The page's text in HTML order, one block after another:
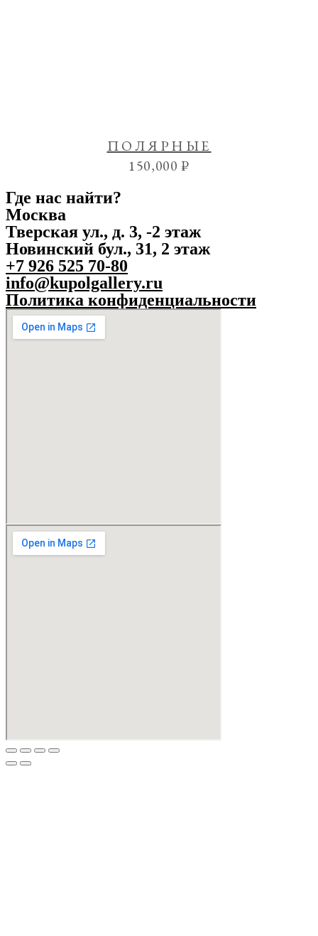
ПОЛЯРНЫЕ
150,000₽
Где нас найти?
Москва
Тверская ул., д. 3, -2 этаж
Новинский бул., 31, 2 этаж
+7 926 525 70-80
info@kupolgallery.ru
Политика конфиденциальности